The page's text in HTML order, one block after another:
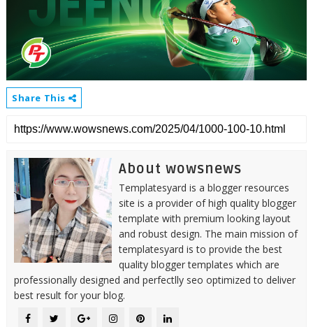
Share This
About wowsnews
Templatesyard is a blogger resources
site is a provider of high quality blogger
template with premium looking layout
and robust design. The main mission of
templatesyard is to provide the best
quality blogger templates which are
professionally designed and perfectlly seo optimized to deliver
best result for your blog.